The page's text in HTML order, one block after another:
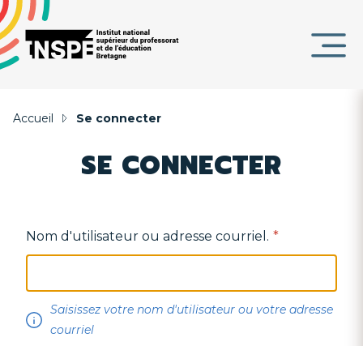
au
contenu
principal
d'Ariane
Accueil Se connecter
SE CONNECTER
Nom d'utilisateur ou adresse courriel.
Saisissez votre nom d'utilisateur ou votre adresse
courriel
DE
Panneau de gestion des cookies